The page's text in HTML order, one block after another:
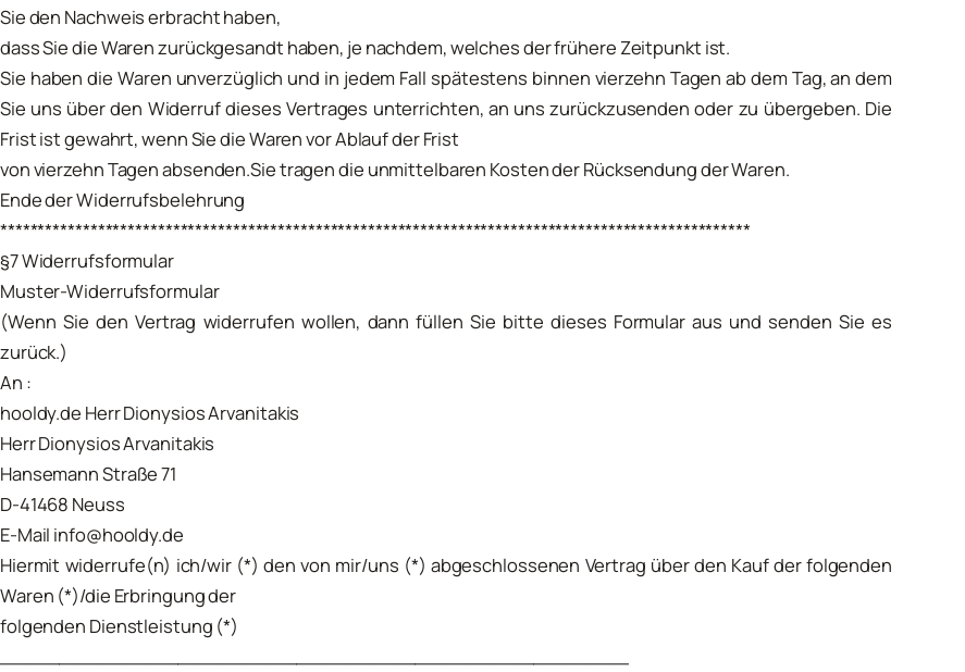
Sie den Nachweis erbracht haben,
dass Sie die Waren zurückgesandt haben, je nachdem, welches der frühere Zeitpunkt ist.
Sie haben die Waren unverzüglich und in jedem Fall spätestens binnen vierzehn Tagen ab dem Tag, an dem
Sie uns über den Widerruf dieses Vertrages unterrichten, an uns zurückzusenden oder zu übergeben. Die
Frist ist gewahrt, wenn Sie die Waren vor Ablauf der Frist
von vierzehn Tagen absenden.Sie tragen die unmittelbaren Kosten der Rücksendung der Waren.
Ende der Widerrufsbelehrung
****************************************************************************************************
§7 Widerrufsformular
Muster-Widerrufsformular
(Wenn Sie den Vertrag widerrufen wollen, dann füllen Sie bitte dieses Formular aus und senden Sie es
zurück.)
An :
hooldy.de Herr Dionysios Arvanitakis
Herr Dionysios Arvanitakis
Hansemann Straße 71
D-41468 Neuss
E-Mail info@hooldy.de
Hiermit widerrufe(n) ich/wir (*) den von mir/uns (*) abgeschlossenen Vertrag über den Kauf der folgenden
Waren (*)/die Erbringung der
folgenden Dienstleistung (*)